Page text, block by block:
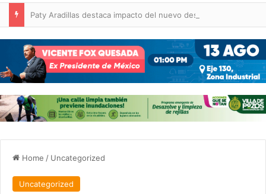
Home / Uncategorized
Uncategorized